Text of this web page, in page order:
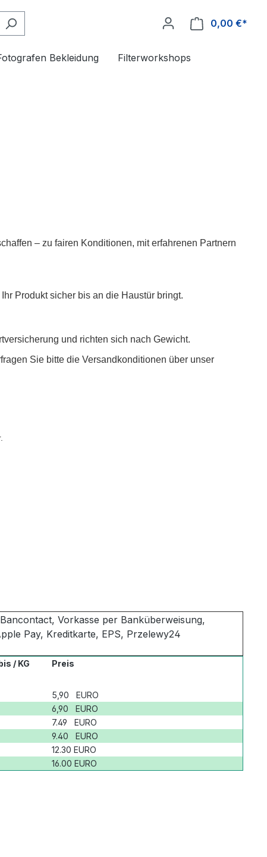
0,00 €*
Bekleidung Filterworkshops
– zu fairen Konditionen, mit erfahrenen Partnern
Produkt sicher bis an die Haustür bringt.
und richten sich nach Gewicht.
Sie bitte die Versandkonditionen über unser
Vorkasse per Banküberweisung,
Pay, Kreditkarte, EPS, Przelewy24
/ KG Preis
5,90 EURO
6,90 EURO
7.49 EURO
9.40 EURO
12.30 EURO
16.00 EURO